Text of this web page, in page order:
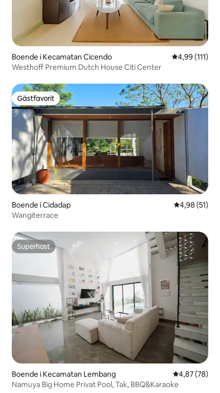
Boende i Kecamatan Cicendo 4,99 av 5 i
4,99 (111)
Westhoff Premium Dutch House Citi Center
Gästfavorit
Gästfavorit
Boende i Cidadap 4,98 av 5 i
4,98 (51)
Wangiterrace
Superhost
Superhost
Boende i Kecamatan Lembang 4,87 av 5 i
4,87 (78)
Namuya Big Home Privat Pool, Tak, BBQ&Karaoke